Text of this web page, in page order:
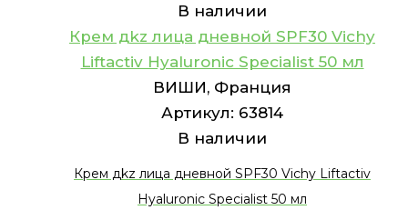
В наличии
Крем дkz лица дневной SPF30 Vichy
Liftactiv Hyaluronic Specialist 50 мл
ВИШИ, Франция
Артикул: 63814
В наличии
Крем дkz лица дневной SPF30 Vichy Liftactiv
Hyaluronic Specialist 50 мл